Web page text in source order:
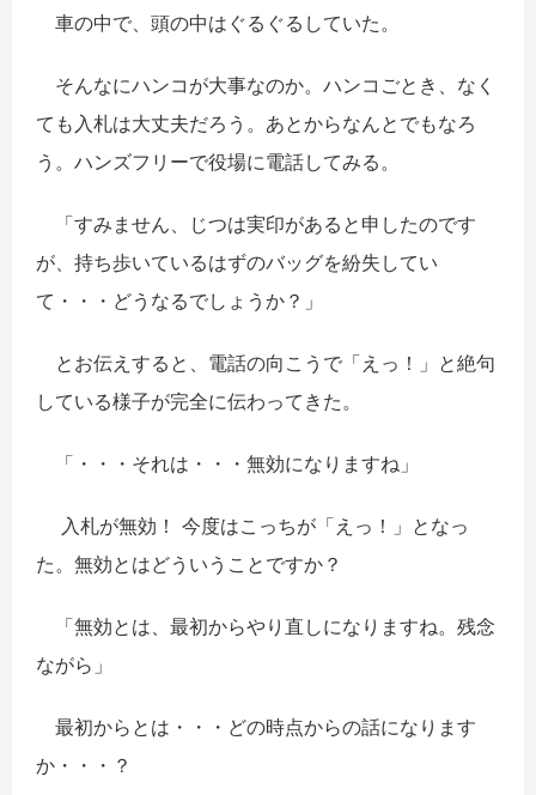
車の中で、頭の中はぐるぐるしていた。
そんなにハンコが大事なのか。ハンコごとき、なく
ても入札は大丈夫だろう。あとからなんとでもなろ
う。ハンズフリーで役場に電話してみる。
「すみません、じつは実印があると申したのです
が、持ち歩いているはずのバッグを紛失してい
て・・・どうなるでしょうか？」
とお伝えすると、電話の向こうで「えっ！」と絶句
している様子が完全に伝わってきた。
「・・・それは・・・無効になりますね」
入札が無効！ 今度はこっちが「えっ！」となっ
た。無効とはどういうことですか？
「無効とは、最初からやり直しになりますね。残念
ながら」
最初からとは・・・どの時点からの話になります
か・・・？